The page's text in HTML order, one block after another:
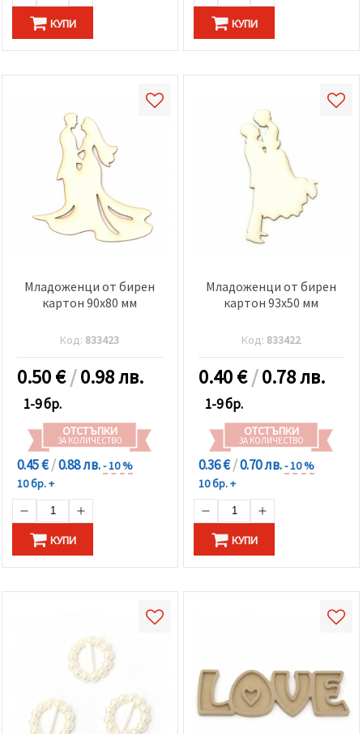
КУПИ КУПИ
Младоженци от бирен
картон 90x80 мм
Код: 833423
0.50€/0.98 лв.
1-9 бр.
ОТСТЪПКИ
ЗА КОЛИЧЕСТВО
0.45 €/0.88 лв.- 10 %
10 бр. +
КУПИ
Младоженци от бирен
картон 93x50 мм
Код: 833422
0.40€/0.78 лв.
1-9 бр.
ОТСТЪПКИ
ЗА КОЛИЧЕСТВО
0.36 €/0.70 лв.- 10 %
10 бр. +
КУПИ